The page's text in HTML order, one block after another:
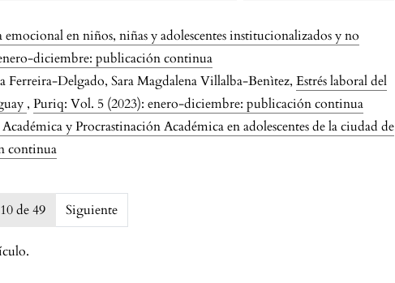
en niños, niñas y adolescentes institucionalizados y no
diciembre: publicación continua
Ferreira-Delgado, Sara Magdalena Villalba-Benìtez,Estrés laboral del
,Puriq: Vol. 5 (2023): enero-diciembre: publicación continua
y Procrastinación Académica en adolescentes de la ciudad de
continua
de 49 Siguiente